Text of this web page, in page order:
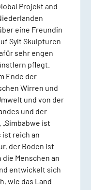
Projekt and
eine Freundin
Sylt Skulpturen
sehr engen
pflegt.
Ende der
Wirren und
und von der
und der
ist
ist reich an
der Boden ist
Menschen an
entwickelt sich
wie das Land